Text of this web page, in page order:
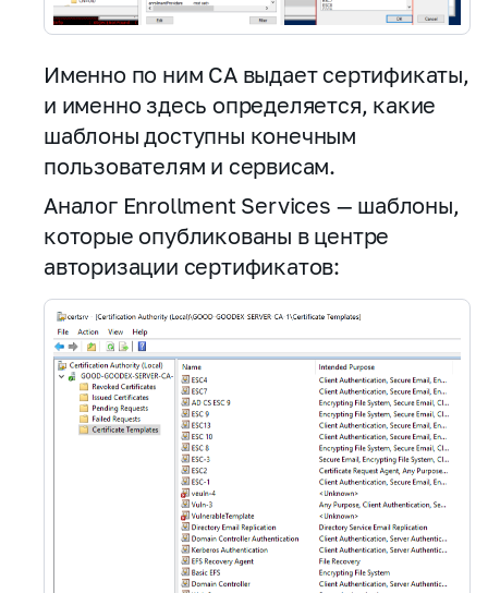
Именно по ним CA выдает сертификаты,
и именно здесь определяется, какие
шаблоны доступны конечным
пользователям и сервисам.
Аналог Enrollment Services — шаблоны,
которые опубликованы в центре
авторизации сертификатов: